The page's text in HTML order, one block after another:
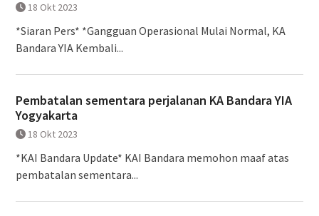
18 Okt 2023
*Siaran Pers* *Gangguan Operasional Mulai Normal, KA
Bandara YIA Kembali...
Pembatalan sementara perjalanan KA Bandara YIA
Yogyakarta
18 Okt 2023
*KAI Bandara Update* KAI Bandara memohon maaf atas
pembatalan sementara...